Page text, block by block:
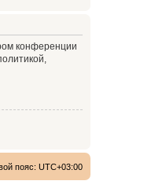
конференции
пояс: UTC+03:00